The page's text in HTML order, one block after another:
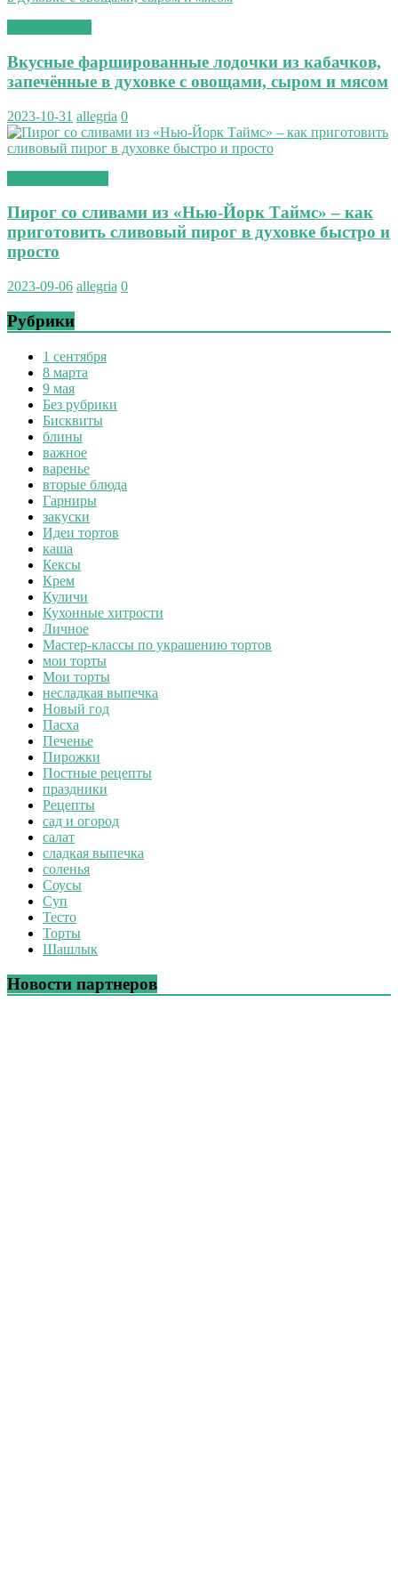
Вкусные фаршированные лодочки из кабачков,
запечённые в духовке с овощами, сыром и мясом
2023-10-31 allegria 0
Пирог со сливами из «Нью-Йорк Таймс» – как
приготовить сливовый пирог в духовке быстро и
просто
2023-09-06 allegria 0
Рубрики
1 сентября
8 марта
9 мая
Без рубрики
Бисквиты
блины
важное
варенье
вторые блюда
Гарниры
закуски
Идеи тортов
каша
Кексы
Крем
Куличи
Кухонные хитрости
Личное
Мастер-классы по украшению тортов
мои торты
Мои торты
несладкая выпечка
Новый год
Пасха
Печенье
Пирожки
Постные рецепты
праздники
Рецепты
сад и огород
салат
сладкая выпечка
соленья
Соусы
Суп
Тесто
Торты
Шашлык
Новости партнеров